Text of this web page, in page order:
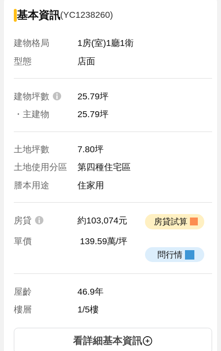
基本資訊(YC1238260)
建物格局
1房(室)1廳1衛
型態
店面
建物坪數
25.79坪
・主建物
25.79坪
土地坪數
7.80坪
土地使用分區
第四種住宅區
謄本用途
住家用
房貸 約103,074元
單價 139.59萬/坪
屋齡
46.9年
樓層
1/5樓
看詳細基本資訊